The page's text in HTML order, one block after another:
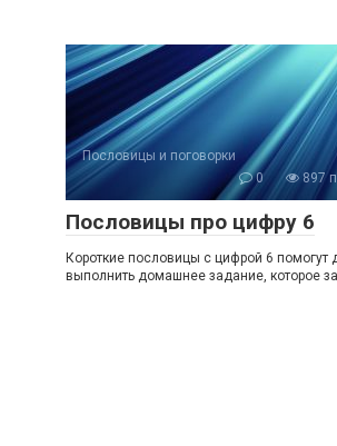
Пословицы и поговорки
0
897
Пословицы про цифру 6
Короткие пословицы с цифрой 6 помогут
выполнить домашнее задание, которое